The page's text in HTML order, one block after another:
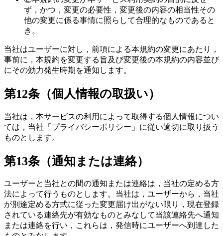
ず，かつ，変更の必要性，変更後の内容の相当性その
他の変更に係る事情に照らして合理的なものであると
き。
当社はユーザーに対し，前項による本規約の変更にあたり，
事前に，本規約を変更する旨及び変更後の本規約の内容並び
にその効力発生時期を通知します。
第12条（個人情報の取扱い）
当社は，本サービスの利用によって取得する個人情報につい
ては，当社「プライバシーポリシー」に従い適切に取り扱う
ものとします。
第13条（通知または連絡）
ユーザーと当社との間の通知または連絡は，当社の定める方
法によって行うものとします。当社は，ユーザーから，当社
が別途定める方式に従った変更届け出がない限り，現在登録
されている連絡先が有効なものとみなして当該連絡先へ通知
または連絡を行い，これらは，発信時にユーザーへ到達した